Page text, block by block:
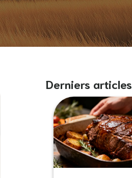
Derniers articles